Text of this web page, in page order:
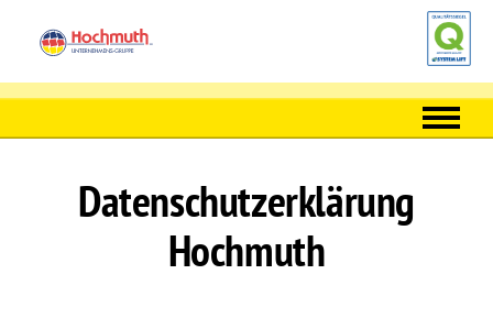
Jobs/Karriere
Bühnen/StaplerDatenschutzerklärung
Hochmuth